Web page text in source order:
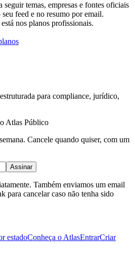
seguir temas, empresas e fontes oficiais
feed e no resumo por email.
nos planos profissionais.
para compliance, jurídico,
Atlas Público
Cancele quando quiser, com um
Assinar
Também enviamos um email
para cancelar caso não tenha sido
estadoConheça o AtlasEntrarCriar